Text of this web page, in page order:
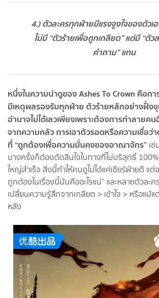
4.) ตัวละครทุกฝ่ายมีแรงจูงใจของตัวเ
ไม่มี “ตัวร้ายเพื่อถูกเกลียด” แต่มี “ตัว
คำถาม” แทน
หนึ่งในความน่าดูของ Ashes To Crown คือก
มีเหตุผลรองรับทุกฝ่าย ตัวร้ายหลักอย่างฝั่ง
อำนาจไม่ได้เลวเพียงเพราะต้องการทำลายค
จากความกลัว การเอาตัวรอดหรือความเชื่อว่
ที่ “ถูกต้องเพื่อความมั่นคงของอาณาจักร” เ
บางครั้งก็ต้องตัดสินใจในทางที่ไม่บริสุทธิ์ 100%
ใหญ่สำเร็จ สิ่งนี้ทำให้คนดูไม่ได้แค่เชียร์ฝ่ายดี แต่
ถูกต้องในเรื่องนี้มันคืออะไรแน่” และหลายตัวละ
เปลี่ยนความรู้สึกจากเกลียด > เข้าใจ > หรือแม้แ
หลัง